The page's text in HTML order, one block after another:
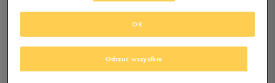
DICKIES SZORTY DICKIES
151,99złz Vat
Odrzuć wszystkie
OK